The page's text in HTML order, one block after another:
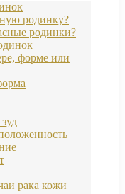
родинку?
родинки?
форме или
рака кожи